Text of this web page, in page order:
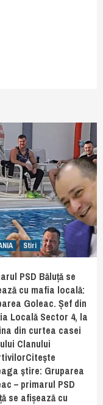
Stiri
PSD Băluță se
cu mafia locală:
Goleac. Șef din
Locală Sector 4, la
din curtea casei
Clanului
ştire: Gruparea
– primarul PSD
se afișează cu